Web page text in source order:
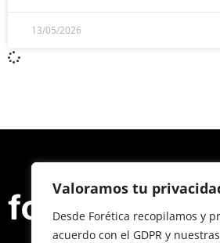
Valoramos tu
Desde Forética recopilamos y
acuerdo con el GDPR y
13/05/2026